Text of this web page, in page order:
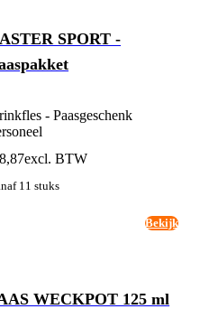
SPORT -
- Paasgeschenk
excl. BTW
11 stuks
Bekijk
WECKPOT 125 ml